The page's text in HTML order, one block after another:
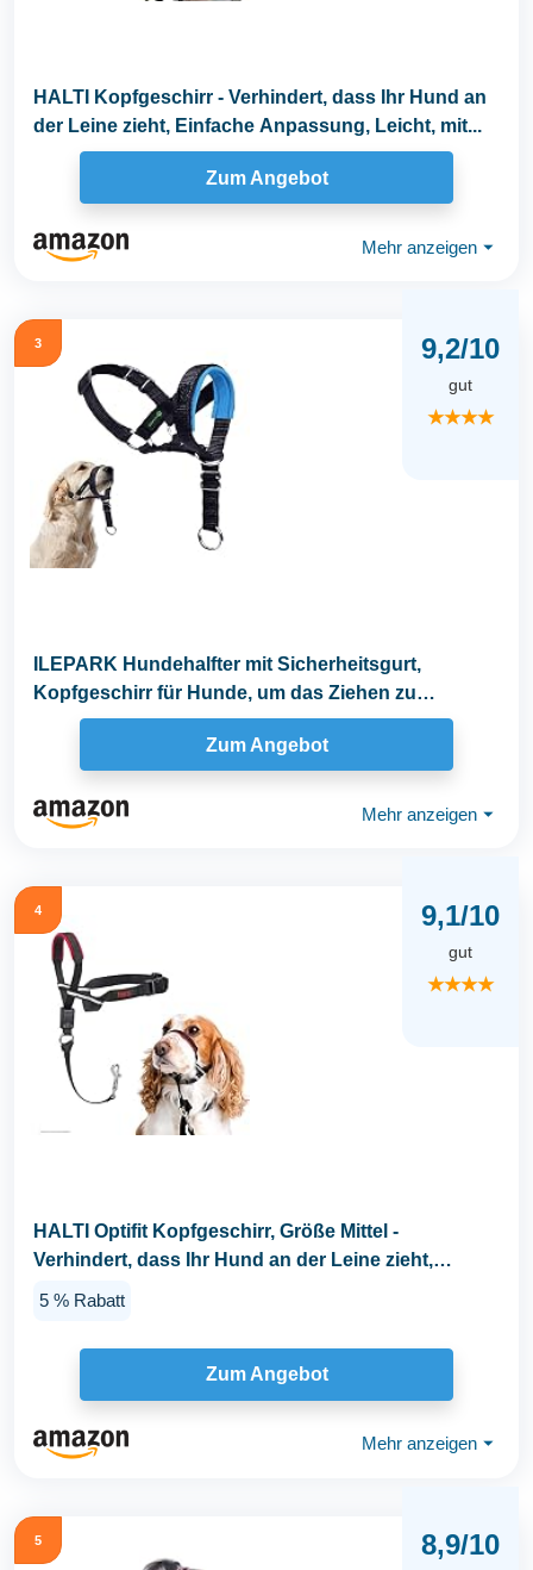
HALTI Kopfgeschirr - Verhindert, dass Ihr Hund an
der Leine zieht, Einfache Anpassung, Leicht, mit...
Zum Angebot
Mehr anzeigen ⏷
3 9,2/10
gut
★★★★
ILEPARK Hundehalfter mit Sicherheitsgurt,
Kopfgeschirr für Hunde, um das Ziehen zu
stoppen...
Zum Angebot
Mehr anzeigen ⏷
4 9,1/10
gut
★★★★
HALTI Optifit Kopfgeschirr, Größe Mittel -
Verhindert, dass Ihr Hund an der Leine zieht,
5 % Rabatt
Zum Angebot
Mehr anzeigen ⏷
5 8,9/10